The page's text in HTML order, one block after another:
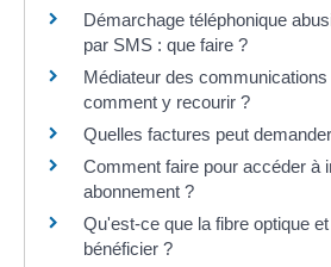
Démarchage téléphonique
par SMS : que faire ?
Médiateur des
comment y recourir ?
Quelles factures peut
Comment faire pour accéder à
abonnement ?
Qu'est-ce que la fibre optique
bénéficier ?